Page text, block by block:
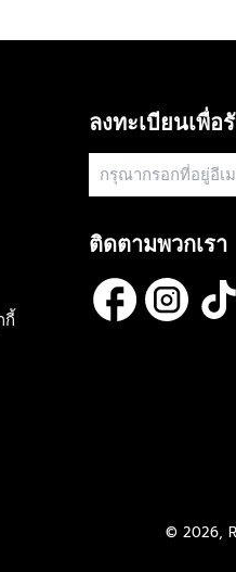
6
R
กี้
ลงทะเบียนเพื่
ติดตามพวกเรา
© 2026,